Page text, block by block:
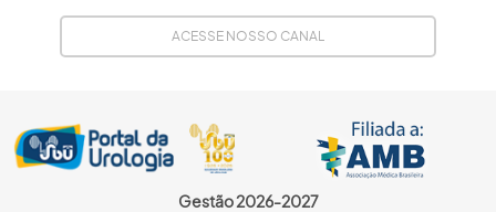
ACESSE NOSSO CANAL
Gestão 2026-2027